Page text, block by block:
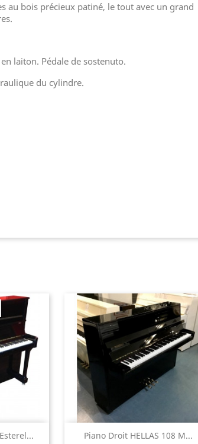
au bois précieux patiné, le tout avec un grand
laiton. Pédale de sostenuto.
du cylindre.
Piano Droit HELLAS 108 M...
Aperçu rapide